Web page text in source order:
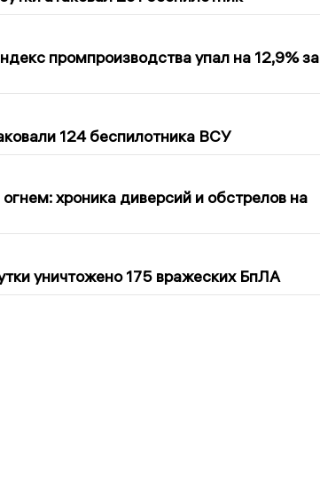
промпроизводства упал на 12,9% за
124 беспилотника ВСУ
хроника диверсий и обстрелов на
уничтожено 175 вражеских БпЛА